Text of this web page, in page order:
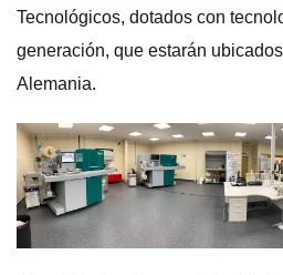
Tecnológicos, dotados con
generación, que estarán
Alemania.